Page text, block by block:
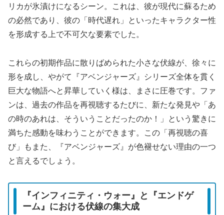
リカが氷漬けになるシーン。これは、彼が現代に蘇るため
の必然であり、彼の「時代遅れ」といったキャラクター性
を形成する上で不可欠な要素でした。
これらの初期作品に散りばめられた小さな伏線が、徐々に
形を成し、やがて『アベンジャーズ』シリーズ全体を貫く
巨大な物語へと昇華していく様は、まさに圧巻です。ファ
ンは、過去の作品を再視聴するたびに、新たな発見や「あ
の時のあれは、そういうことだったのか！」という驚きに
満ちた感動を味わうことができます。この「再視聴の喜
び」もまた、『アベンジャーズ』が色褪せない理由の一つ
と言えるでしょう。
『インフィニティ・ウォー』と『エンドゲ
ーム』における伏線の集大成